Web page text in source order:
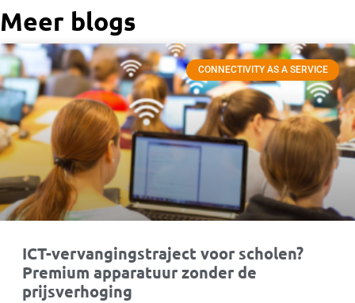
Meer blogs
CONNECTIVITY AS A SERVICE
ICT-vervangingstraject voor scholen?
Premium apparatuur zonder de
prijsverhoging